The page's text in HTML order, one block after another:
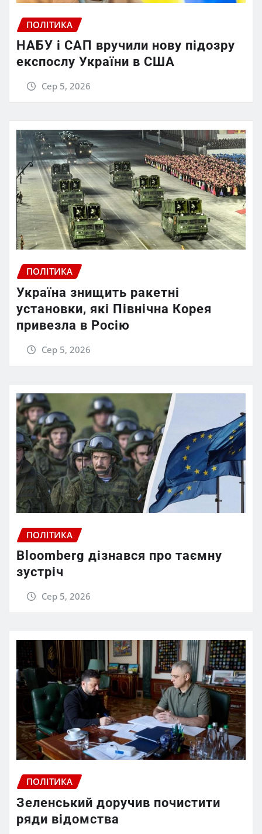
ПОЛІТИКА
НАБУ і САП вручили нову підозру
експослу України в США
Сер 5, 2026
ПОЛІТИКА
Україна знищить ракетні
установки, які Північна Корея
привезла в Росію
Сер 5, 2026
ПОЛІТИКА
Bloomberg дізнався про таємну
зустріч
Сер 5, 2026
ПОЛІТИКА
Зеленський доручив почистити
ряди відомства